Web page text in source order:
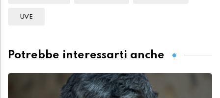
UVE
Potrebbe interessarti anche